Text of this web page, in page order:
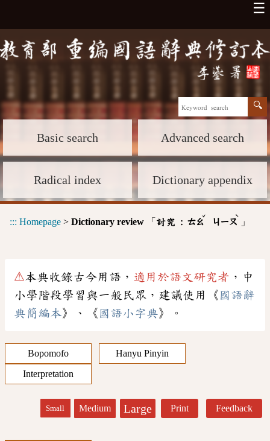
☰
Basic search Advanced search
Radical index Dictionary appendix
::: Homepage > Dictionary review 「 討究 : ㄊㄠ
ˇ
ㄐㄧㄡ
ˋ
」
⚠本典收錄古今用語， 適用於語文研究者 ，中
小學階段學習與一般民眾，建議使用《 國語辭
典簡編本》、《 國語小字典》。
Bopomofo
Hanyu Pinyin
Interpretation
Small Medium Large Print Feedback